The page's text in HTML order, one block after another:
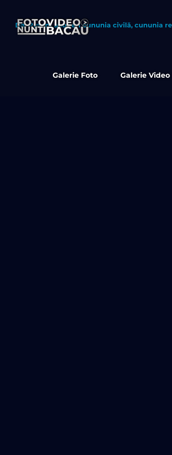
content
Galerie Foto Galerie Video
Da. Putem acoperi cununia civilă, cununia